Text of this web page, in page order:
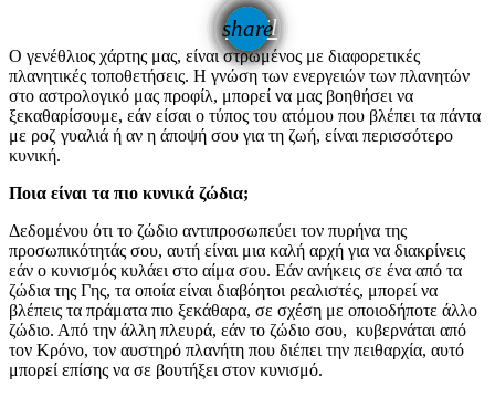
share
email
Ο γενέθλιος χάρτης μας, είναι στρωμένος με διαφορετικές
πλανητικές τοποθετήσεις. Η γνώση των ενεργειών των πλανητών
στο αστρολογικό μας προφίλ, μπορεί να μας βοηθήσει να
ξεκαθαρίσουμε, εάν είσαι ο τύπος του ατόμου που βλέπει τα πάντα
με ροζ γυαλιά ή αν η άποψή σου για τη ζωή, είναι περισσότερο
κυνική.
Ποια είναι τα πιο κυνικά ζώδια;
Δεδομένου ότι το ζώδιο αντιπροσωπεύει τον πυρήνα της
προσωπικότητάς σου, αυτή είναι μια καλή αρχή για να διακρίνεις
εάν ο κυνισμός κυλάει στο αίμα σου. Εάν ανήκεις σε ένα από τα
ζώδια της Γης, τα οποία είναι διαβόητοι ρεαλιστές, μπορεί να
βλέπεις τα πράματα πιο ξεκάθαρα, σε σχέση με οποιοδήποτε άλλο
ζώδιο. Από την άλλη πλευρά, εάν το ζώδιο σου, κυβερνάται από
τον Κρόνο, τον αυστηρό πλανήτη που διέπει την πειθαρχία, αυτό
μπορεί επίσης να σε βουτήξει στον κυνισμό.